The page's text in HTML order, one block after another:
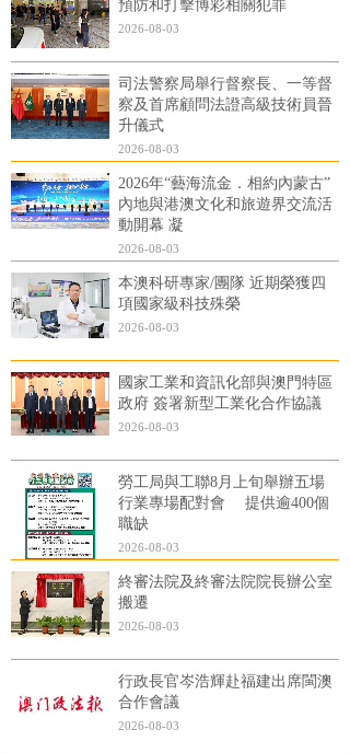
預防和打擊博彩相關犯罪
2026-08-03
司法警察局舉行督察長、一等督
察及首席顧問法證高級技術員晉
升儀式
2026-08-03
2026年“藝海流金．相約內蒙古”
內地與港澳文化和旅遊界交流活
動開幕 凝
2026-08-03
本澳科研專家/團隊 近期榮獲四
項國家級科技殊榮
2026-08-03
國家工業和資訊化部與澳門特區
政府 簽署新型工業化合作協議
2026-08-03
勞工局與工聯8月上旬舉辦五場
行業專場配對會 提供逾400個
職缺
2026-08-03
終審法院及終審法院院長辦公室
搬遷
2026-08-03
行政長官岑浩輝赴福建出席閩澳
合作會議
2026-08-03